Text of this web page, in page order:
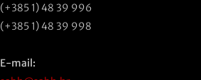
(+385 1) 48 39 996
(+385 1) 48 39 998
E-mail: